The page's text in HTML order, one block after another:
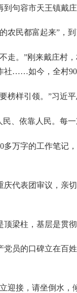
句容市天王镇戴
农民都富起来”，
走。”刚来戴庄村
社……如今，全村
榜样引领。”习近
、依靠人民。每
多万字的工作笔记
庆代表团审议，亲
梁柱，基层是贯
党员的口碑立在百
迎接，请坐倒水，